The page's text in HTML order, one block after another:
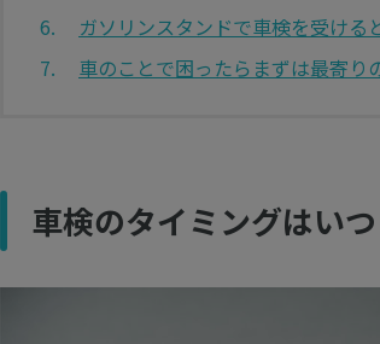
ガソリンスタンドで車検を受ける
車のことで困ったらまずは最寄り
車検のタイミングはいつ